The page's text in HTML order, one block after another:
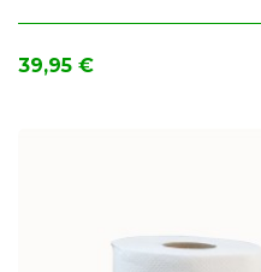
Precio
39,95 €